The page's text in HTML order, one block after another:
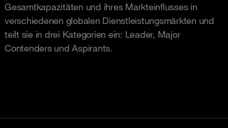
Gesamtkapazitäten und ihres Markteinflusses in
verschiedenen globalen Dienstleistungsmärkten und
teilt sie in drei Kategorien ein: Leader, Major
Contenders und Aspirants.